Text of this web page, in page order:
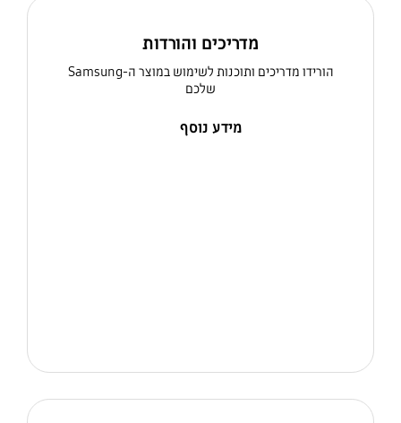
מדריכים והורדות
הורידו מדריכים ותוכנות לשימוש במוצר ה-Samsung
שלכם
מידע נוסף